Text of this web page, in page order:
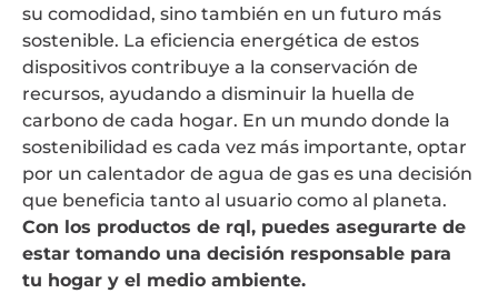
su comodidad, sino también en un futuro más
sostenible. La eficiencia energética de estos
dispositivos contribuye a la conservación de
recursos, ayudando a disminuir la huella de
carbono de cada hogar. En un mundo donde la
sostenibilidad es cada vez más importante, optar
por un calentador de agua de gas es una decisión
que beneficia tanto al usuario como al planeta.
Con los productos de rql, puedes asegurarte de
estar tomando una decisión responsable para
tu hogar y el medio ambiente.